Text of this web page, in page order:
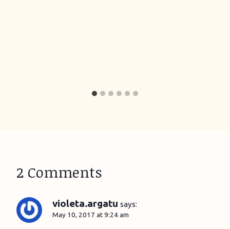
2 Comments
violeta.argatu says:
May 10, 2017 at 9:24 am